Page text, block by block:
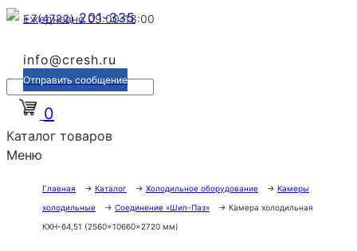
+7(4722)201-335
Ежедневно 09:00-18:00
info@cresh.ru
Отправить сообщение
0
Каталог товаров
Меню
Главная → Каталог → Холодильное оборудование → Камеры
холодильные
→ Соединение «Шип-Паз» → Камера холодильная
КХН-64,51 (2560×10660×2720 мм)